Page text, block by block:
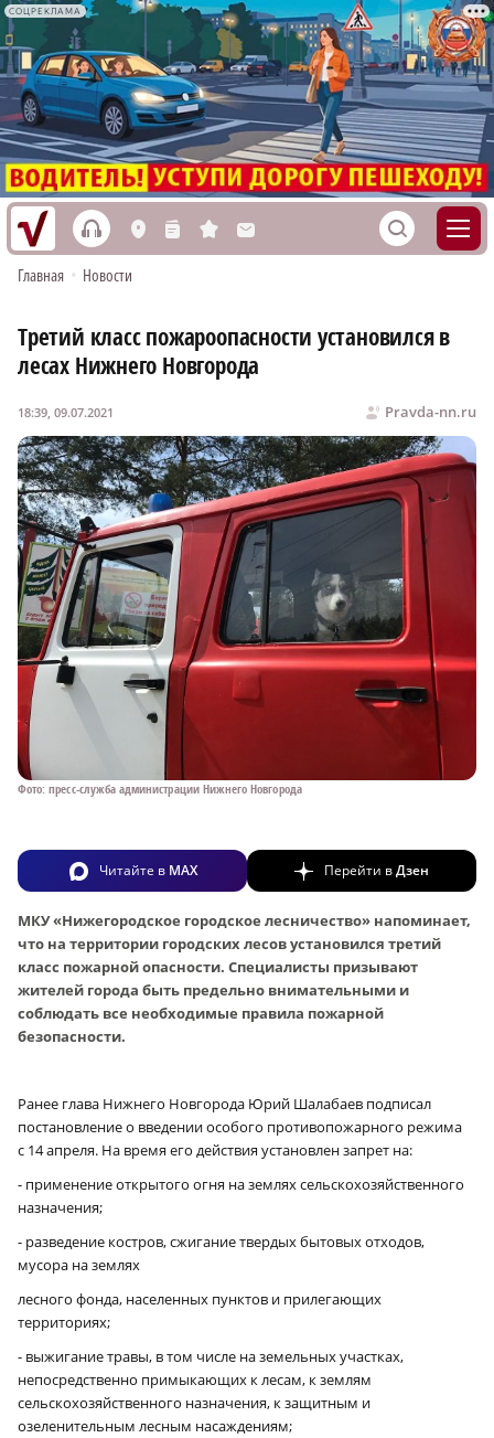
СОЦРЕКЛАМА
h L n s M S
Главная • Новости
Третий класс пожароопасности установился в
лесах Нижнего Новгорода
Pravda-nn.ru
18:39, 09.07.2021
Фото: пресс-служба администрации Нижнего Новгорода
Читайте в MAX Перейти вДзен
МКУ «Нижегородское городское лесничество» напоминает,
что на территории городских лесов установился третий
класс пожарной опасности. Специалисты призывают
жителей города быть предельно внимательными и
соблюдать все необходимые правила пожарной
безопасности.
Ранее глава Нижнего Новгорода Юрий Шалабаев подписал
постановление о введении особого противопожарного режима
с 14 апреля. На время его действия установлен запрет на:
- применение открытого огня на землях сельскохозяйственного
назначения;
- разведение костров, сжигание твердых бытовых отходов,
мусора на землях
лесного фонда, населенных пунктов и прилегающих
территориях;
- выжигание травы, в том числе на земельных участках,
непосредственно примыкающих к лесам, к землям
сельскохозяйственного назначения, к защитным и
озеленительным лесным насаждениям;